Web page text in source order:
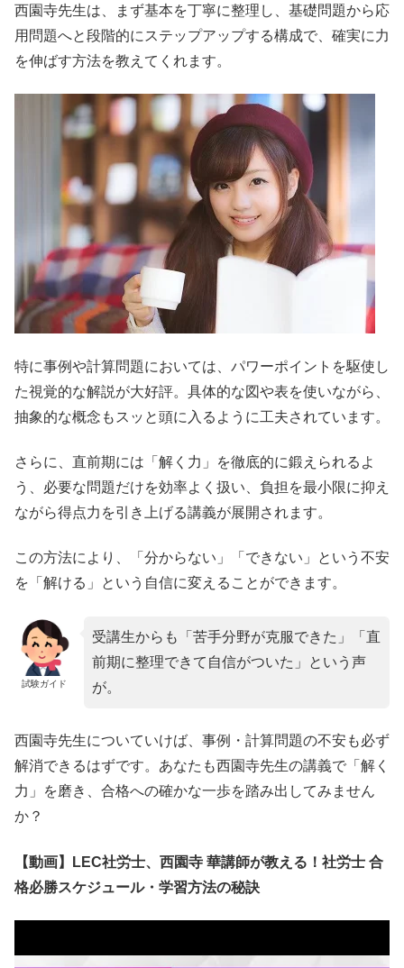
西園寺先生は、まず基本を丁寧に整理し、基礎問題から応
用問題へと段階的にステップアップする構成で、確実に力
を伸ばす方法を教えてくれます。
特に事例や計算問題においては、パワーポイントを駆使し
た視覚的な解説が大好評。具体的な図や表を使いながら、
抽象的な概念もスッと頭に入るように工夫されています。
さらに、直前期には「解く力」を徹底的に鍛えられるよ
う、必要な問題だけを効率よく扱い、負担を最小限に抑え
ながら得点力を引き上げる講義が展開されます。
この方法により、「分からない」「できない」という不安
を「解ける」という自信に変えることができます。
試験ガイド
受講生からも「苦手分野が克服できた」「直
前期に整理できて自信がついた」という声
が。
西園寺先生についていけば、事例・計算問題の不安も必ず
解消できるはずです。あなたも西園寺先生の講義で「解く
力」を磨き、合格への確かな一歩を踏み出してみません
か？
【動画】LEC社労士、西園寺 華講師が教える！社労士 合
格必勝スケジュール・学習方法の秘訣